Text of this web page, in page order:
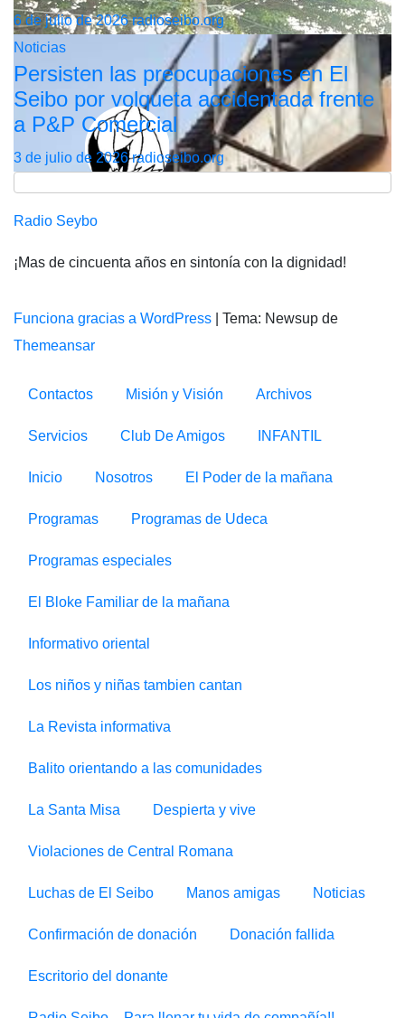
6 de julio de 2026radioseibo.org
Noticias
Persisten las preocupaciones en El
Seibo por volqueta accidentada frente
a P&P Comercial
3 de julio de 2026radioseibo.org
Radio Seybo
¡Mas de cincuenta años en sintonía con la dignidad!
Funciona gracias a WordPress
Tema: Newsup de
Themeansar
Contactos Misión y Visión Archivos
Servicios Club De Amigos INFANTIL
Inicio Nosotros El Poder de la mañana
Programas Programas de Udeca
Programas especiales
El Bloke Familiar de la mañana
Informativo oriental
Los niños y niñas tambien cantan
La Revista informativa
Balito orientando a las comunidades
La Santa Misa Despierta y vive
Violaciones de Central Romana
Luchas de El Seibo Manos amigas Noticias
Confirmación de donación Donación fallida
Escritorio del donante